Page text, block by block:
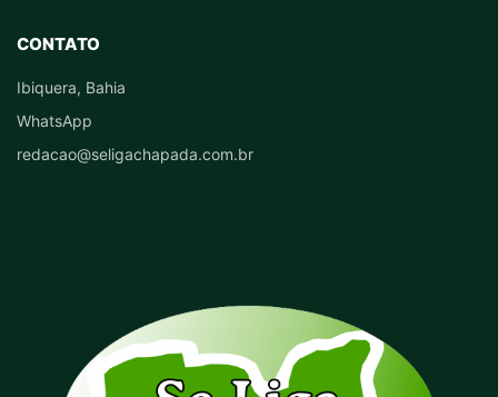
CONTATO
Ibiquera, Bahia
WhatsApp
redacao@seligachapada.com.br